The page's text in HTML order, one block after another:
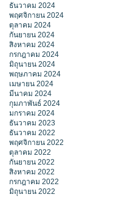
ธันวาคม 2024
พฤศจิกายน 2024
ตุลาคม 2024
กันยายน 2024
สิงหาคม 2024
กรกฎาคม 2024
มิถุนายน 2024
พฤษภาคม 2024
เมษายน 2024
มีนาคม 2024
กุมภาพันธ์ 2024
มกราคม 2024
ธันวาคม 2023
ธันวาคม 2022
พฤศจิกายน 2022
ตุลาคม 2022
กันยายน 2022
สิงหาคม 2022
กรกฎาคม 2022
มิถุนายน 2022